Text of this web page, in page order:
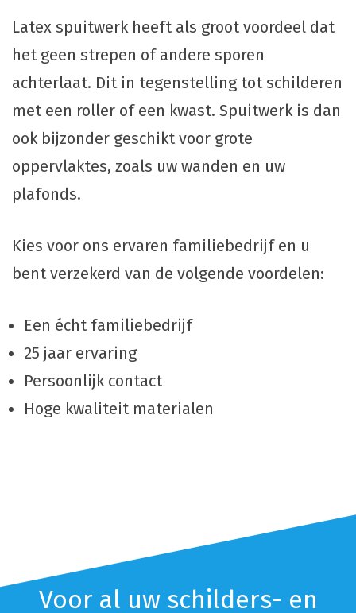
Latex spuitwerk heeft als groot voordeel dat
het geen strepen of andere sporen
achterlaat. Dit in tegenstelling tot schilderen
met een roller of een kwast. Spuitwerk is dan
ook bijzonder geschikt voor grote
oppervlaktes, zoals uw wanden en uw
plafonds.
Kies voor ons ervaren familiebedrijf en u
bent verzekerd van de volgende voordelen:
Een écht familiebedrijf
25 jaar ervaring
Persoonlijk contact
Hoge kwaliteit materialen
Voor al uw schilders- en